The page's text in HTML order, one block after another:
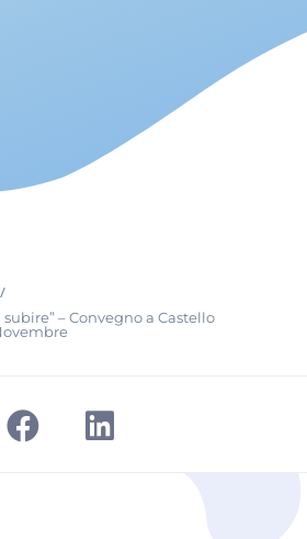
/
– Convegno a Castello